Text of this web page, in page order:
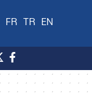
EN
TR
FR